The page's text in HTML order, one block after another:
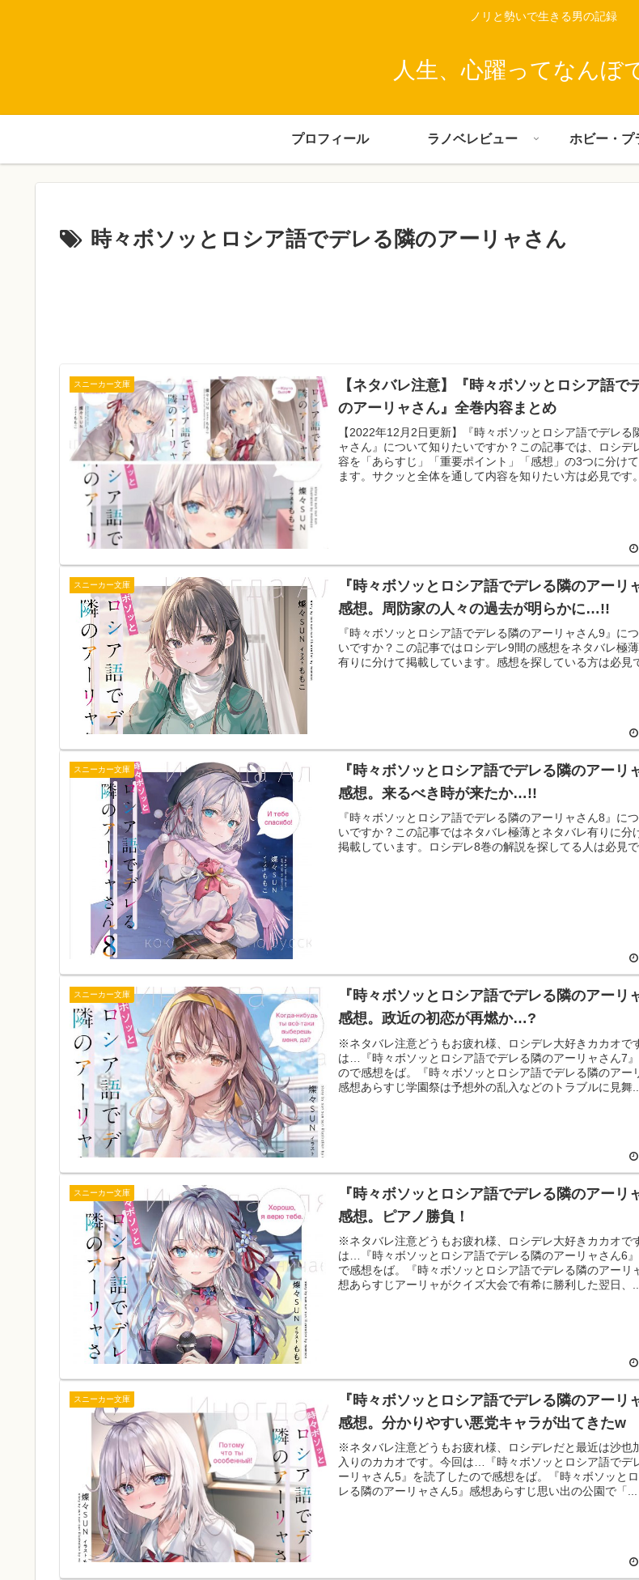
ノリと勢いで生きる男の記録
人生、心躍ってなんぼ
プロフィール ラノベレビュー ホビー・プ
時々ボソッとロシア語でデレる隣のアーリャさん
スニーカー文庫
【ネタバレ注意】『時々ボソッとロシア語で
のアーリャさん』全巻内容まとめ
【2022年12月2日更新】『時々ボソッとロシア語でデレる
ャさん』について知りたいですか？この記事では、ロシデ
容を「あらすじ」「重要ポイント」「感想」の3つに分け
ます。サクッと全体を通して内容を知りたい方は必見です。
スニーカー文庫
『時々ボソッとロシア語でデレる隣のアーリ
感想。周防家の人々の過去が明らかに…!!
『時々ボソッとロシア語でデレる隣のアーリャさん9』に
いですか？この記事ではロシデレ9間の感想をネタバレ極
有りに分けて掲載しています。感想を探している方は必見
スニーカー文庫
『時々ボソッとロシア語でデレる隣のアーリ
感想。来るべき時が来たか…!!
『時々ボソッとロシア語でデレる隣のアーリャさん8』に
いですか？この記事ではネタバレ極薄とネタバレ有りに分
掲載しています。ロシデレ8巻の解説を探してる人は必見で
スニーカー文庫
『時々ボソッとロシア語でデレる隣のアーリ
感想。政近の初恋が再燃か…?
※ネタバレ注意どうもお疲れ様、ロシデレ大好きカカオで
は…『時々ボソッとロシア語でデレる隣のアーリャさん7
ので感想をば。『時々ボソッとロシア語でデレる隣のアー
感想あらすじ学園祭は予想外の乱入などのトラブルに見舞...
スニーカー文庫
『時々ボソッとロシア語でデレる隣のアーリ
感想。ピアノ勝負！
※ネタバレ注意どうもお疲れ様、ロシデレ大好きカカオで
は…『時々ボソッとロシア語でデレる隣のアーリャさん6
で感想をば。『時々ボソッとロシア語でデレる隣のアーリ
想あらすじアーリャがクイズ大会で有希に勝利した翌日、
スニーカー文庫
『時々ボソッとロシア語でデレる隣のアーリ
感想。分かりやすい悪党キャラが出てきたw
※ネタバレ注意どうもお疲れ様、ロシデレだと最近は沙也
入りのカカオです。今回は…『時々ボソッとロシア語でデ
ーリャさん5』を読了したので感想をば。『時々ボソッと
レる隣のアーリャさん5』感想あらすじ思い出の公園で「...